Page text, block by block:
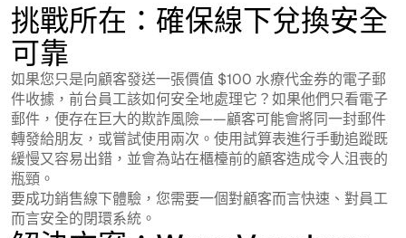
挑戰所在：確保線下兌換安全
可靠
如果您只是向顧客發送一張價值 $100 水療代金券的電子郵
件收據，前台員工該如何安全地處理它？如果他們只看電子
郵件，便存在巨大的欺詐風險——顧客可能會將同一封郵件
轉發給朋友，或嘗試使用兩次。使用試算表進行手動追蹤既
緩慢又容易出錯，並會為站在櫃檯前的顧客造成令人沮喪的
瓶頸。
要成功銷售線下體驗，您需要一個對顧客而言快速、對員工
而言安全的閉環系統。